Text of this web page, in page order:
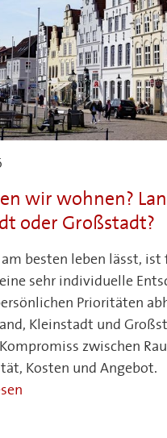
wir wohnen?
oder Großstadt?
am besten leben lässt, ist
sehr individuelle
Prioritäten
Kleinstadt und
zwischen
Kosten und Angebot.